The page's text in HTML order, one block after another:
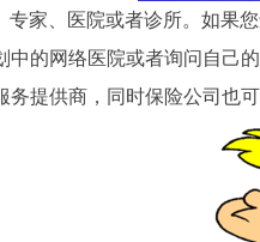
家、医院或者诊所。如果
的网络医院或者询问自
提供商，同时保险公司也